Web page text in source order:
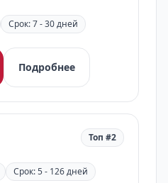
Срок: 7 - 30 дней
Подробнее
Топ #2
Срок: 5 - 126 дней